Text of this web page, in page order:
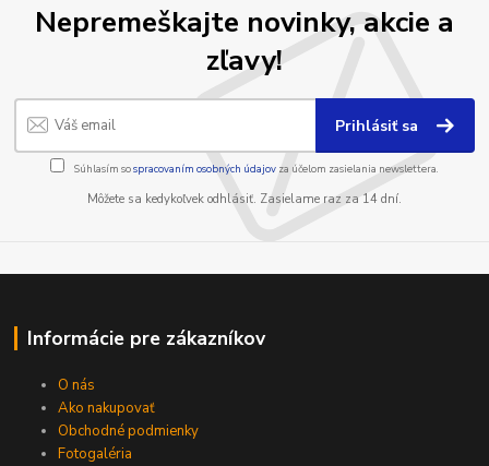
Nepremeškajte novinky, akcie a
zľavy!
Prihlásiť sa
Súhlasím sospracovaním osobných údajov za účelom zasielania newslettera.
Môžete sa kedykoľvek odhlásiť. Zasielame raz za 14 dní.
Informácie pre zákazníkov
O nás
Ako nakupovať
Obchodné podmienky
Fotogaléria